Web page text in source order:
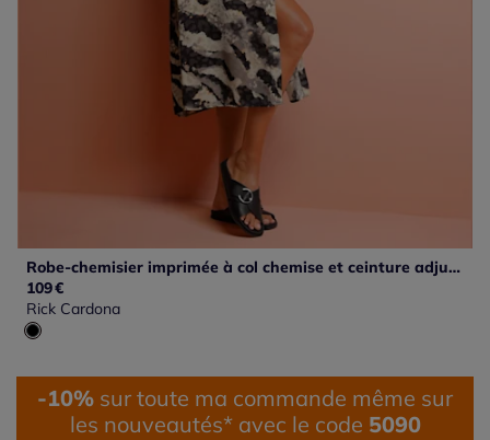
Robe-chemisier imprimée à col chemise et ceinture adjustable
109€
Rick Cardona
-10% sur toute ma commande même sur
les nouveautés* avec le code 5090